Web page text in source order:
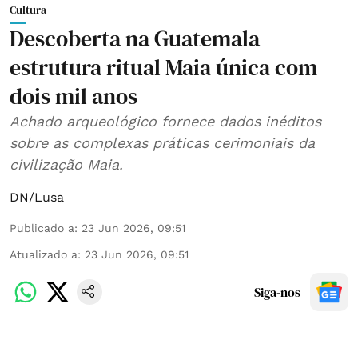
Cultura
Descoberta na Guatemala
estrutura ritual Maia única com
dois mil anos
Achado arqueológico fornece dados inéditos
sobre as complexas práticas cerimoniais da
civilização Maia.
DN/Lusa
Publicado a: 23 Jun 2026, 09:51
Atualizado a: 23 Jun 2026, 09:51
Siga-nos